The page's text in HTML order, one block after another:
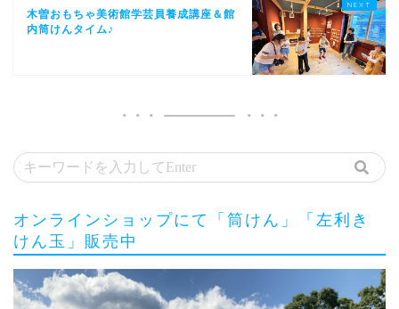
木曽おもちゃ美術館学芸員養成講座＆館
内筒けんタイム♪
オンラインショップにて「筒けん」「左利き
けん玉」販売中